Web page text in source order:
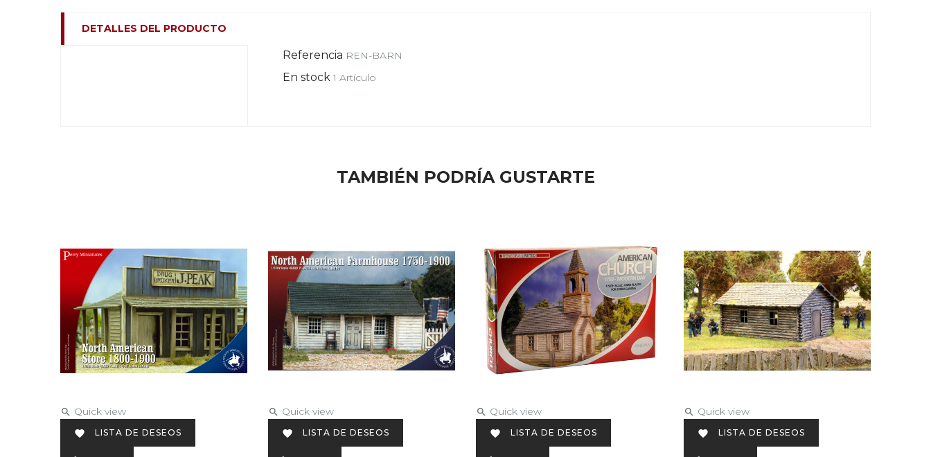
DETALLES DEL PRODUCTO
Referencia REN-BARN
En stock 1 Artículo
TAMBIÉN PODRÍA GUSTARTE
 Quick view
 LISTA DE DESEOS
 Quick view
 LISTA DE DESEOS
 Quick view
 LISTA DE DESEOS
 Quick view
 LISTA DE DESEOS